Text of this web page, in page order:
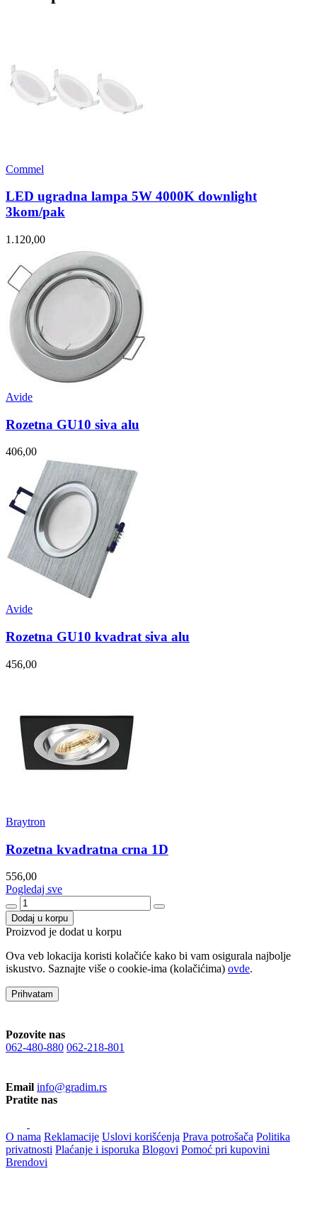
Commel
LED ugradna lampa 5W 4000K downlight
3kom/pak
1.120,00
Avide
Rozetna GU10 siva alu
406,00
Avide
Rozetna GU10 kvadrat siva alu
456,00
Braytron
Rozetna kvadratna crna 1D
556,00
Pogledaj sve
Dodaj u korpu
Proizvod je dodat u korpu
Ova veb lokacija koristi kolačiće kako bi vam osigurala najbolje
iskustvo. Saznajte više o cookie-ima (kolačićima) ovde.
Prihvatam
Pozovite nas
062-480-880 062-218-801
Email info@gradim.rs
Pratite nas
O nama Reklamacije Uslovi korišćenja Prava potrošača Politika
privatnosti Plaćanje i isporuka Blogovi Pomoć pri kupovini
Brendovi